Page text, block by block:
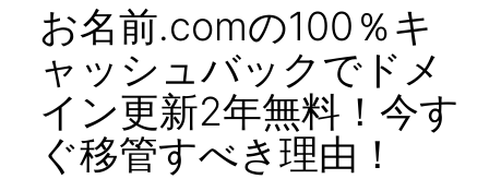
お名前.comの100％キ
ャッシュバックでドメ
イン更新2年無料！今す
ぐ移管すべき理由！